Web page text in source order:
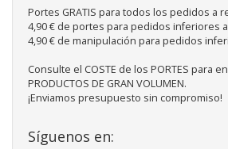
Portes GRATIS para todos los pedidos a
4,90 € de portes para pedidos inferiores a
4,90 € de manipulación para pedidos
Consulte el COSTE de los PORTES para
PRODUCTOS DE GRAN VOLUMEN.
¡Enviamos presupuesto sin compromiso!
Síguenos en: